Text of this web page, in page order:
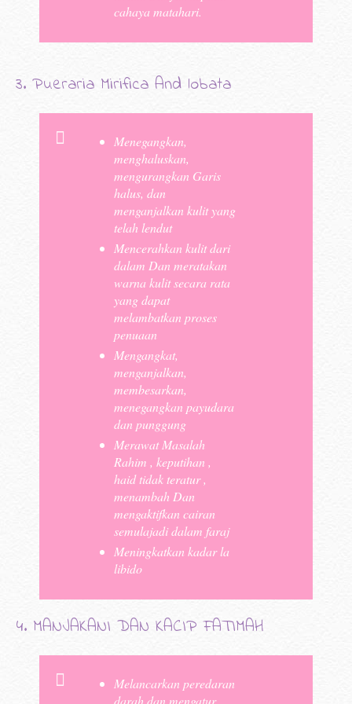
cahaya matahari.
3. Pueraria Mirifica And lobata
Menegangkan,
menghaluskan,
mengurangkan Garis
halus, dan
menganjalkan kulit yang
telah lendut
Mencerahkan kulit dari
dalam Dan meratakan
warna kulit secara rata
yang dapat
melambatkan proses
penuaan
Mengangkat,
menganjalkan,
membesarkan,
menegangkan payudara
dan punggung
Merawat Masalah
Rahim , keputihan ,
haid tidak teratur ,
menambah Dan
mengaktifkan cairan
semulajadi dalam faraj
Meningkatkan kadar la
libido
4. MANJAKANI DAN KACIP FATIMAH
Melancarkan peredaran
darah dan mengatur